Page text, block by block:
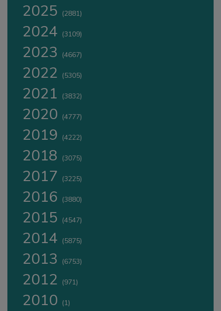
2025 (2881)
2024 (3109)
2023 (4667)
2022 (5305)
2021 (3832)
2020 (4777)
2019 (4222)
2018 (3075)
2017 (3225)
2016 (3880)
2015 (4547)
2014 (5875)
2013 (6753)
2012 (971)
2010 (1)